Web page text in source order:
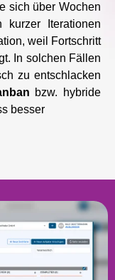
sich über Wochen
Iterationen
weil Fortschritt
In solchen Fällen
zu entschlacken
bzw. hybride
besser